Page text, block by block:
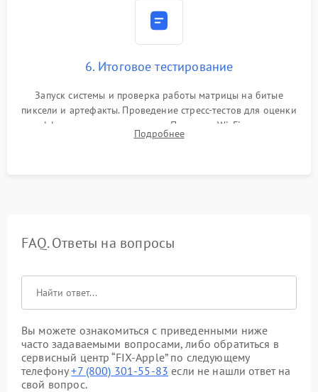
6. Итоговое тестирование
Запуск системы и проверка работы матрицы на битые
пиксели и артефакты. Проведение стресс-тестов для оценки
эффективности охлаждения. Проверка Wi-Fi, камеры,
микрофона и всех портов перед выдачей устройства.
Подробнее
FAQ. Ответы на вопросы
Вы можете ознакомиться с приведенными ниже
часто задаваемыми вопросами, либо обратиться в
сервисный центр “FIX-Apple” по следующему
телефону+7 (800) 301-55-83 если не нашли ответ на
свой вопрос.